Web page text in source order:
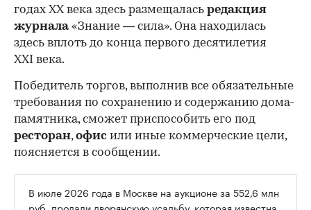
годах XX века здесь размещалась редакция
журнала«Знание — сила». Она находилась
здесь вплоть до конца первого десятилетия
XXI века.
Победитель торгов, выполнив все обязательные
требования по сохранению и содержанию дома-
памятника, сможет приспособить его под
ресторан,офис или иные коммерческие цели,
поясняется в сообщении.
В июле 2026 года в Москве на аукционе за 552,6 млн